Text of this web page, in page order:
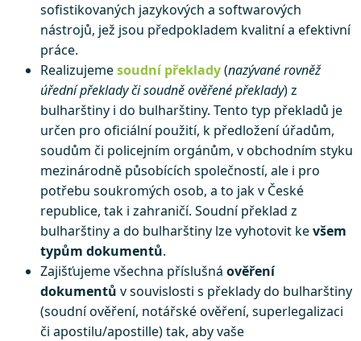
sofistikovaných jazykových a softwarových
nástrojů, jež jsou předpokladem kvalitní a efektivní
práce.
Realizujemesoudní překlady(nazývané rovněž
úřední překlady či soudně ověřené překlady) z
bulharštiny i do bulharštiny. Tento typ překladů je
určen pro oficiální použití, k předložení úřadům,
soudům či policejním orgánům, v obchodním styku
mezinárodně působících společností, ale i pro
potřebu soukromých osob, a to jak v České
republice, tak i zahraničí. Soudní překlad z
bulharštiny a do bulharštiny lze vyhotovit kevšem
typům dokumentů.
Zajišťujeme všechna příslušná ověření
dokumentů v souvislosti s překlady do bulharštiny
(soudní ověření, notářské ověření, superlegalizaci
či apostilu/apostille) tak, aby vaše